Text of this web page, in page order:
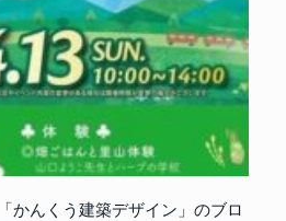
かんくう建築デザイン」のブロ